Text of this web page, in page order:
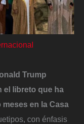
Trump
el libreto que ha
en la Casa
con énfasis